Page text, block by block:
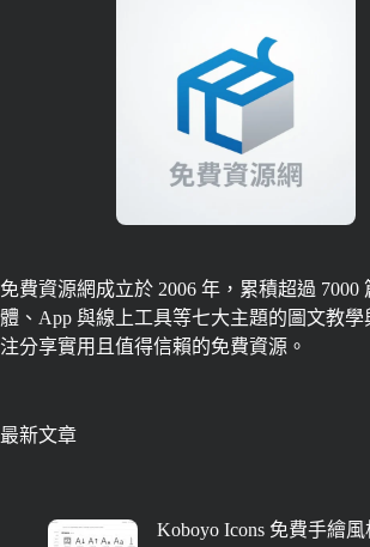
免費資源網成立於 2006 年，累積超過 7000
體、App 與線上工具等七大主題的圖文教學
注分享實用且值得信賴的免費資源。
最新文章
Koboyo Icons 免費手繪